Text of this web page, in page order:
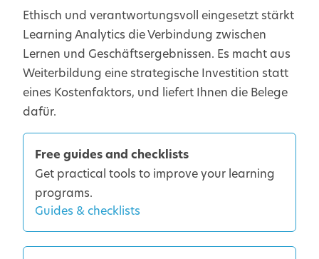
Ethisch und verantwortungsvoll eingesetzt stärkt
Learning Analytics die Verbindung zwischen
Lernen und Geschäftsergebnissen. Es macht aus
Weiterbildung eine strategische Investition statt
eines Kostenfaktors, und liefert Ihnen die Belege
dafür.
Free guides and checklists
Get practical tools to improve your learning
programs.
Guides & checklists